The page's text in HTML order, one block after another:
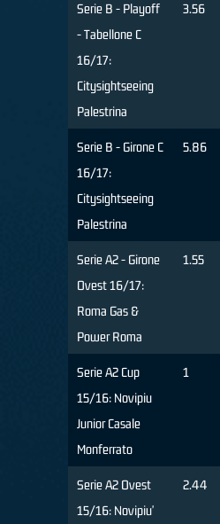
Serie B - Playoff
- Tabellone C
16/17:
Citysightseeing
Palestrina
3.56
Serie B - Girone C
16/17:
Citysightseeing
Palestrina
5.86
Serie A2 - Girone
Ovest 16/17:
Roma Gas &
Power Roma
1.55
Serie A2 Cup
15/16: Novipiu
Junior Casale
Monferrato
1
Serie A2 Ovest
15/16: Novipiu'
2.44